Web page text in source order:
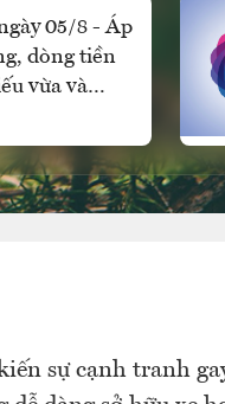
05/8 - Áp
dòng tiền
vừa và
sự cạnh tranh